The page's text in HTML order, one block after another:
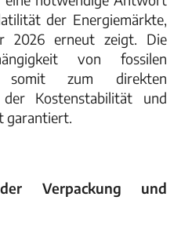
der Energiemärkte,
2026 erneut zeigt. Die
von fossilen
somit zum direkten
Kostenstabilität und
garantiert.
Verpackung und